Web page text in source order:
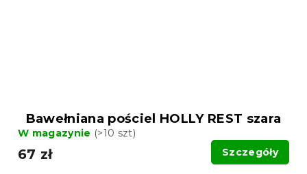
Bawełniana pościel HOLLY REST szara
W magazynie (>10 szt)
67 zł Szczegóły